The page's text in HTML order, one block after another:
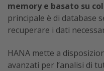
memory e basato su
principale è di database
recuperare i dati
HANA mette a
avanzati per l’analisi di